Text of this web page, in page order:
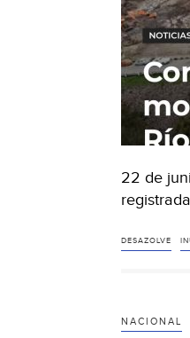
22 de
DESAZOLVE
NACIONAL